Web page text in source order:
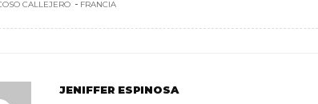
CALLEJERO FRANCIA
JENIFFER ESPINOSA